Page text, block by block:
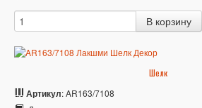
Шелк
Артикул: AR163/7108